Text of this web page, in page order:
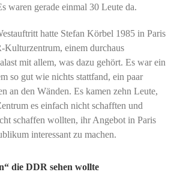
waren gerade einmal 30 Leute da.
hatte Stefan Körbel 1985 in Paris
einem durchaus
mit allem, was dazu gehört. Es war ein
so gut wie nichts stattfand, ein paar
an den Wänden. Es kamen zehn Leute,
es einfach nicht schafften und
schaffen wollten, ihr Angebot in Paris
interessant zu machen.
die DDR sehen wollte